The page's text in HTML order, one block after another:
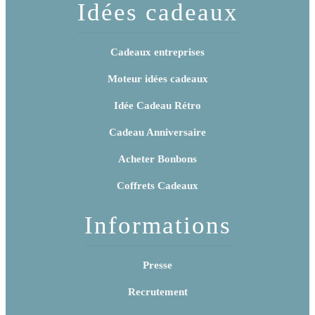
Idées cadeaux
Cadeaux entreprises
Moteur idées cadeaux
Idée Cadeau Rétro
Cadeau Anniversaire
Acheter Bonbons
Coffrets Cadeaux
Informations
Presse
Recrutement